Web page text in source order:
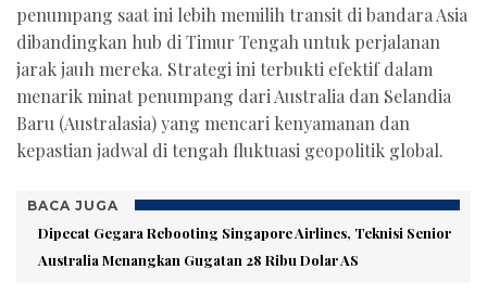
penumpang saat ini lebih memilih transit di bandara Asia
dibandingkan hub di Timur Tengah untuk perjalanan
jarak jauh mereka. Strategi ini terbukti efektif dalam
menarik minat penumpang dari Australia dan Selandia
Baru (Australasia) yang mencari kenyamanan dan
kepastian jadwal di tengah fluktuasi geopolitik global.
BACA JUGA
Dipecat Gegara Rebooting Singapore Airlines, Teknisi Senior
Australia Menangkan Gugatan 28 Ribu Dolar AS